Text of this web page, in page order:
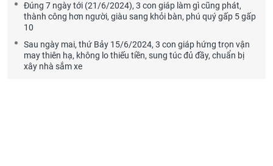
Đúng 7 ngày tới (21/6/2024), 3 con giáp làm gì cũng phát,
thành công hơn người, giàu sang khỏi bàn, phú quý gấp 5 gấp
10
Sau ngày mai, thứ Bảy 15/6/2024, 3 con giáp hứng trọn vận
may thiên hạ, không lo thiếu tiền, sung túc đủ đầy, chuẩn bị
xây nhà sắm xe